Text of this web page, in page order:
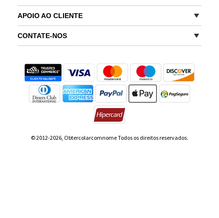
APOIO AO CLIENTE
CONTATE-NOS
© 2012-2026, Obtercolarcomnome Todos os direitos reservados.